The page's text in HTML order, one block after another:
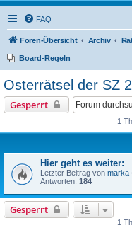
FAQ
Foren-Übersicht Archiv
Board-Regeln
Osterrätsel der SZ
Gesperrt
1
Hier geht es weiter:
Letzter Beitrag von marka
Antworten: 184
Gesperrt
1